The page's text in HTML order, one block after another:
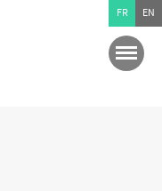
FR EN